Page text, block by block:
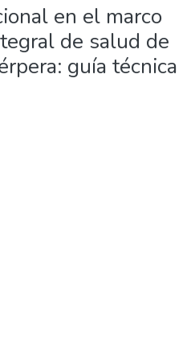
en el marco
de salud de
guía técnica